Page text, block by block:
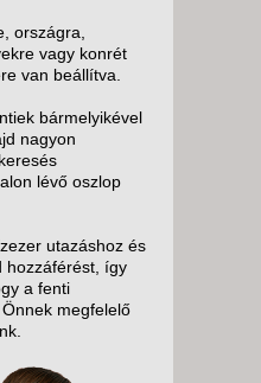
országra,
vagy konrét
van beállítva.
bármelyikével
nagyon
lévő oszlop
utazáshoz és
hozzáférést, így
a fenti
megfelelő